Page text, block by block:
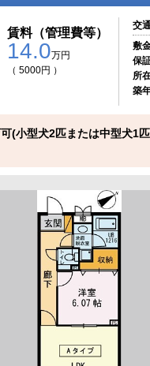
賃料（管理費等）
14.0万円
（ 5000円 ）
交
敷
保
所
築
(小型犬2匹または中型犬1